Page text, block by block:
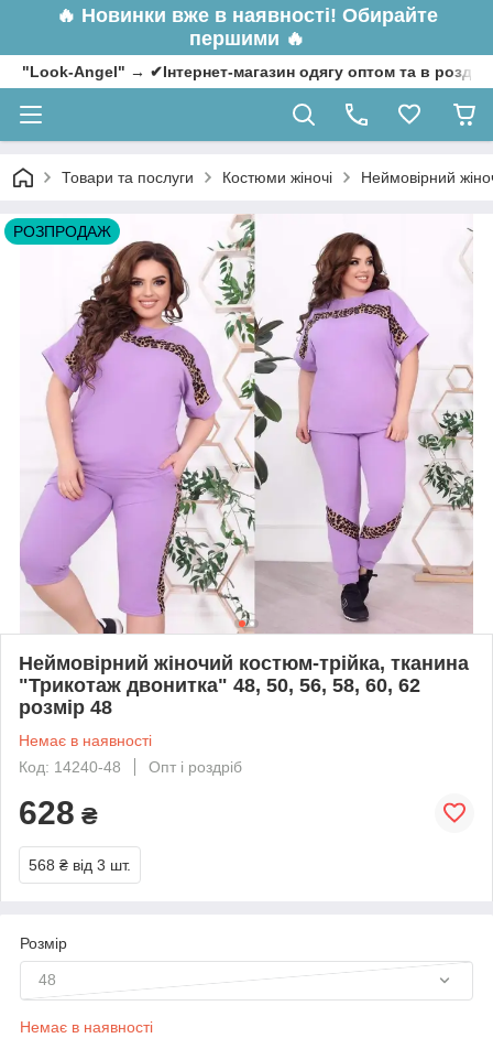
🔥 Новинки вже в наявності! Обирайте
першими 🔥
"Look-Angel" → ✔Інтернет-магазин одягу оптом та в
Товари та послуги Костюми жіночі Неймовірний
РОЗПРОДАЖ
Неймовірний жіночий костюм-трійка, тканина
"Трикотаж двонитка" 48, 50, 56, 58, 60, 62
розмір 48
Немає в наявності
Код: 14240-48
Опт і роздріб
628 ₴
568 ₴ від 3 шт.
Розмір
48
Немає в наявності